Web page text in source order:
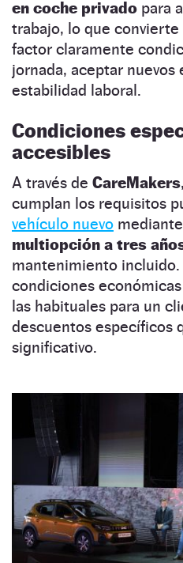
en coche privado para
trabajo, lo que convierte
factor claramente
jornada, aceptar
estabilidad laboral.
Condiciones
accesibles
A través de CareMakers
cumplan los requisitos
vehículo nuevo
multiopción a tres
mantenimiento
condiciones
las habituales para un
descuentos específicos
significativo.